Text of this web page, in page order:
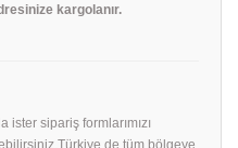
kargolanır.
sipariş formlarımızı
de tüm bölgeye